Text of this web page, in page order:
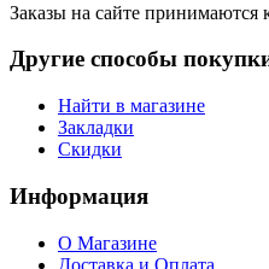
Заказы на сайте принимаются
Другие способы
Найти в магазине
Закладки
Скидки
Информация
О Магазине
Доставка и Оплата